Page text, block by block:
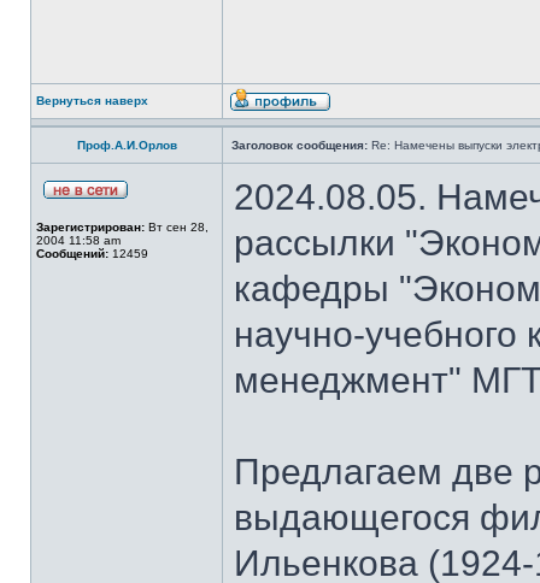
Вернуться наверх
Проф.А.И.Орлов Заголовок сообщения: Re: Намечены выпуски
Зарегистрирован: Вт сен 28,
2004 11:58 am
Сообщений: 12459
2024.08.05.
рассылки
кафедры
научно-
менеджмент"
Предлагаем две
выдающегося
Ильенкова